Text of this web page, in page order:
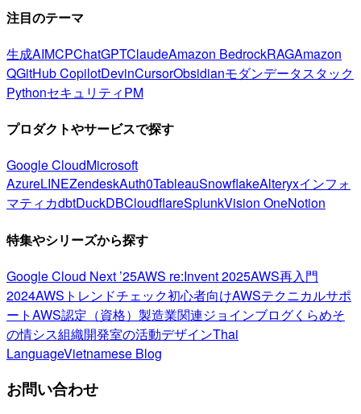
注目のテーマ
生成AIMCPChatGPTClaudeAmazon BedrockRAGAmazon
QGitHub CopilotDevinCursorObsidianモダンデータスタック
PythonセキュリティPM
プロダクトやサービスで探す
Google CloudMicrosoft
AzureLINEZendeskAuth0TableauSnowflakeAlteryxインフォ
マティカdbtDuckDBCloudflareSplunkVision OneNotion
特集やシリーズから探す
Google Cloud Next ’25AWS re:Invent 2025AWS再入門
2024AWSトレンドチェック初心者向けAWSテクニカルサポ
ートAWS認定（資格） 製造業関連ジョインブログくらめそ
の情シス組織開発室の活動デザインThai
LanguageVietnamese Blog
お問い合わせ